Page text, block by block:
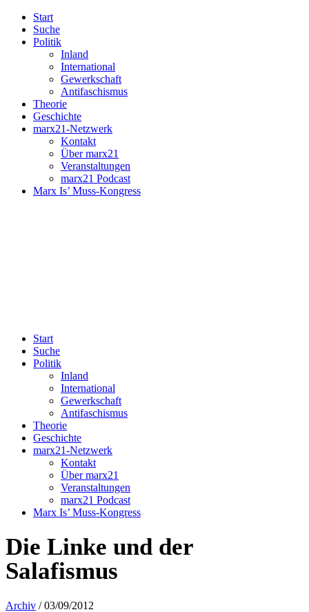
Start
Suche
Politik
Inland
International
Gewerkschaft
Antifaschismus
Theorie
Geschichte
marx21-Netzwerk
Kontakt
Über marx21
Veranstaltungen
marx21 Podcast
Marx Is’ Muss-Kongress
Start
Suche
Politik
Inland
International
Gewerkschaft
Antifaschismus
Theorie
Geschichte
marx21-Netzwerk
Kontakt
Über marx21
Veranstaltungen
marx21 Podcast
Marx Is’ Muss-Kongress
Die Linke und der
Salafismus
Archiv / 03/09/2012